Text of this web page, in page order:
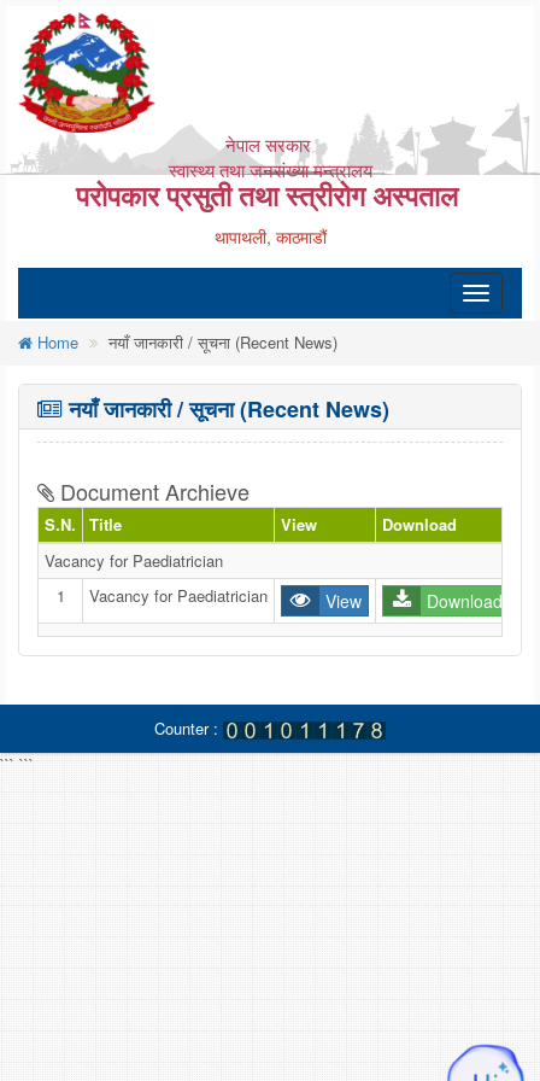
नेपाल सरकार
स्वास्थ्य तथा जनसंख्या मन्त्रालय
परोपकार प्रसुती तथा स्त्रीरोग अस्पताल
थापाथली, काठमाडौं
Toggle
Home
नयाँ जानकारी / सूचना (Recent News)
नयाँ जानकारी / सूचना (Recent News)
Document Archieve
S.N. Title View
Download
Vacancy for Paediatrician
1
Vacancy for Paediatrician View Download
Counter :
``` ```